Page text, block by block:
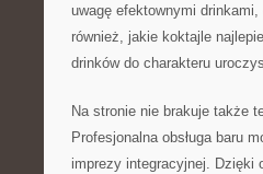
uwagę efektownymi
również, jakie koktajle
drinków do charakteru
Na stronie nie brakuje także
Profesjonalna obsługa baru
imprezy integracyjnej. Dzięki